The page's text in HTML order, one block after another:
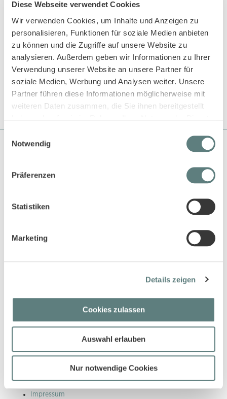
Diese Webseite verwendet Cookies
Wir verwenden Cookies, um Inhalte und Anzeigen zu
personalisieren, Funktionen für soziale Medien anbieten
zu können und die Zugriffe auf unsere Website zu
analysieren. Außerdem geben wir Informationen zu Ihrer
Verwendung unserer Website an unsere Partner für
soziale Medien, Werbung und Analysen weiter. Unsere
Partner führen diese Informationen möglicherweise mit
weiteren Daten zusammen, die Sie ihnen bereitgestellt
Notwendig
Präferenzen
Statistiken
Marketing
Details zeigen
Cookies zulassen
Auswahl erlauben
Nur notwendige Cookies
Unsere Projekte
Unsere Zertifizierung
Blog
Über Sense Organics
Sense Organics gehört zu den Pionieren in der Naturtextilbranche
und beliefert bereits seit über 18 Jahren den EInzelhandel und
Kundenservice
Größen Leitfaden
Cookies
Impressum